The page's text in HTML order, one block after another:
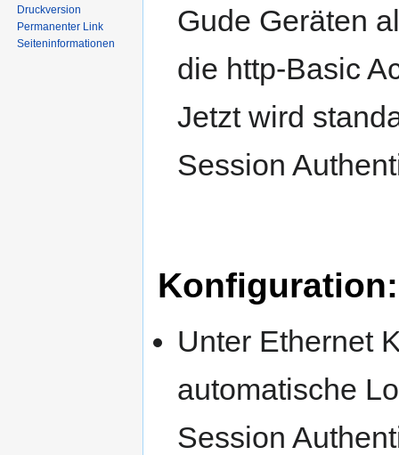
Gude Geräten
die http-Basic
Jetzt wird
Session
Konfiguration:
Unter Ethernet
automatische
Session
Druckversion
Permanenter Link
Seiten­informationen